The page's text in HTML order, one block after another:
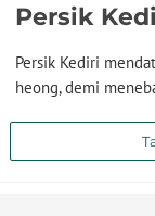
Persik
Persik Kediri
heong, demi